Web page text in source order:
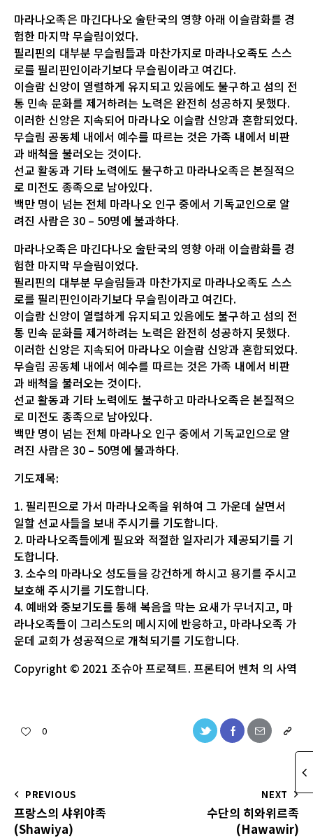
마라나오족은 마긴다나오 술탄국의 영향 아래 이슬람화를 경
험한 마지막 무슬림이었다.
필리핀의 대부분 무슬림들과 마찬가지로 마라나오족도 스스
로를 필리핀인이라기보다 무슬림이라고 여긴다.
이슬람 신앙이 열렬하게 유지되고 있음에도 불구하고 섬의 전
통 민속 문화를 제거하려는 노력은 완전히 성공하지 못했다.
이러한 신앙은 지속되어 마라나오 이슬람 신앙과 혼합되었다.
무슬림 공동체 내에서 예수를 따르는 것은 가족 내에서 비판
과 배척을 불러오는 것이다.
선교 활동과 기타 노력에도 불구하고 마라나오족은 본질적으
로 미전도 종족으로 남아있다.
백만 명이 넘는 전체 마라나오 인구 중에서 기독교인으로 알
려진 사람은 30 – 50명에 불과하다.
마라나오족은 마긴다나오 술탄국의 영향 아래 이슬람화를 경
험한 마지막 무슬림이었다.
필리핀의 대부분 무슬림들과 마찬가지로 마라나오족도 스스
로를 필리핀인이라기보다 무슬림이라고 여긴다.
이슬람 신앙이 열렬하게 유지되고 있음에도 불구하고 섬의 전
통 민속 문화를 제거하려는 노력은 완전히 성공하지 못했다.
이러한 신앙은 지속되어 마라나오 이슬람 신앙과 혼합되었다.
무슬림 공동체 내에서 예수를 따르는 것은 가족 내에서 비판
과 배척을 불러오는 것이다.
선교 활동과 기타 노력에도 불구하고 마라나오족은 본질적으
로 미전도 종족으로 남아있다.
백만 명이 넘는 전체 마라나오 인구 중에서 기독교인으로 알
려진 사람은 30 – 50명에 불과하다.
기도제목:
1. 필리핀으로 가서 마라나오족을 위하여 그 가운데 살면서
일할 선교사들을 보내 주시기를 기도합니다.
2. 마라나오족들에게 필요와 적절한 일자리가 제공되기를 기
도합니다.
3. 소수의 마라나오 성도들을 강건하게 하시고 용기를 주시고
보호해 주시기를 기도합니다.
4. 예배와 중보기도를 통해 복음을 막는 요새가 무너지고, 마
라나오족들이 그리스도의 메시지에 반응하고, 마라나오족 가
운데 교회가 성공적으로 개척되기를 기도합니다.
Copyright © 2021 조슈아 프로젝트. 프론티어 벤처 의 사역
0
PREVIOUS
프랑스의 샤위야족
(Shawiya)
NEXT
수단의 히와위르족
(Hawawir)